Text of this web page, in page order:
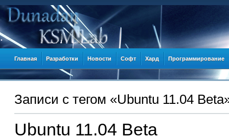
Главная Разработки Новости Софт Хард Программирование
Записи c тегом «Ubuntu 11.04
Ubuntu 11.04 Beta